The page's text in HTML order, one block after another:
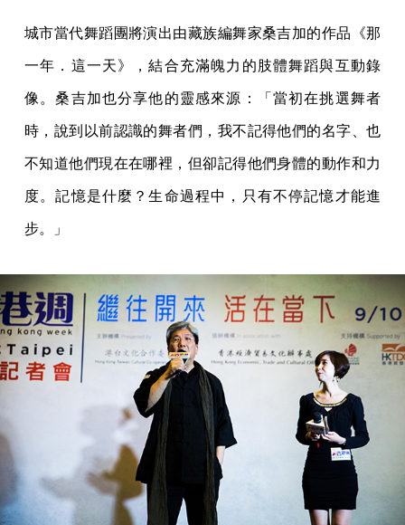
城市當代舞蹈團將演出由藏族編舞家桑吉加的作品《那
一年．這一天》，結合充滿魄力的肢體舞蹈與互動錄
像。桑吉加也分享他的靈感來源：「當初在挑選舞者
時，說到以前認識的舞者們，我不記得他們的名字、也
不知道他們現在在哪裡，但卻記得他們身體的動作和力
度。記憶是什麼？生命過程中，只有不停記憶才能進
步。」